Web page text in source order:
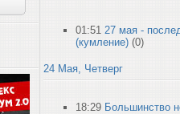
01:51 27 мая -
(кумление) (0)
24 Мая, Четверг
18:29 Большинство